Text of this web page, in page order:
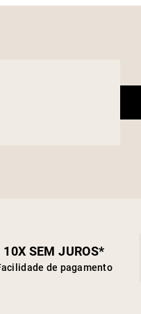
10X SEM JUROS*
de pagamento